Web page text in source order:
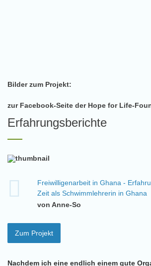
Bilder zum Projekt:
zur Facebook-Seite der Hope for Life-
Erfahrungsberichte
Freiwilligenarbeit in Ghana -
Zeit als Schwimmlehrerin in Ghana
von Anne-So
Zum Projekt
Nachdem ich eine endlich einem gute